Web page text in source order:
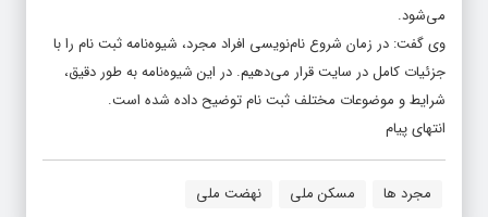
می‌شود.
وی گفت: در زمان شروع نام‌نویسی افراد مجرد، شیوه‌نامه ثبت نام را با
جزئیات کامل در سایت قرار می‌دهیم. در این شیوه‌نامه به طور دقیق،
شرایط و موضوعات مختلف ثبت نام توضیح داده شده است.
انتهای پیام
مجرد ها مسکن ملی نهضت ملی